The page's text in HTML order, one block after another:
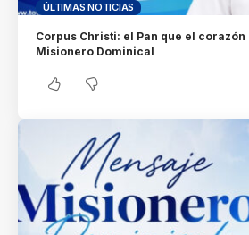
ÚLTIMAS NOTICIAS
Corpus Christi: el Pan que el
Misionero Dominical